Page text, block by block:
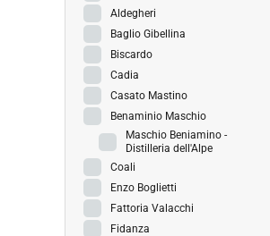
Aldegheri
Baglio Gibellina
Biscardo
Cadia
Casato Mastino
Benaminio Maschio
Maschio Beniamino -
Distilleria dell'Alpe
Coali
Enzo Boglietti
Fattoria Valacchi
Fidanza